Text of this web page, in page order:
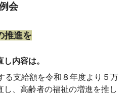
会
推進を
内容は。
る支給額を令和８年度より５万
し、高齢者の福祉の増進を推し